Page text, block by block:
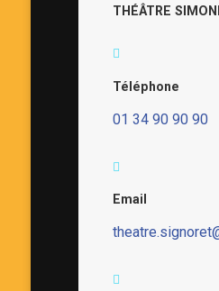
THÉÂTRE
Téléphone
01 34 90 90 90
Email